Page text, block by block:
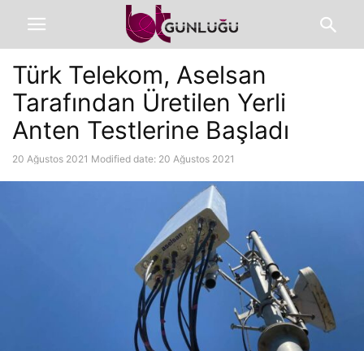
Türk Telekom, Aselsan
Tarafından Üretilen Yerli
Anten Testlerine Başladı
20 Ağustos 2021 Modified date: 20 Ağustos 2021